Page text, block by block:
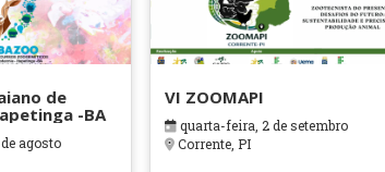
de
-BA
agosto
VI ZOOMAPI
quarta-feira, 2 de setembro
Corrente, PI